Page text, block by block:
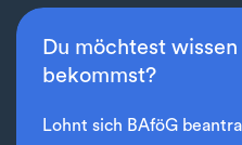
Du möchtest
bekommst?
Lohnt sich BAföG